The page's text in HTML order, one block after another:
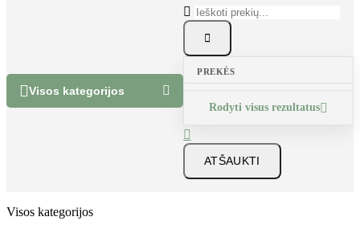
 Visos kategorijos 


PREKĖS
Rodyti visus rezultatus

ATŠAUKTI
Visos kategorijos